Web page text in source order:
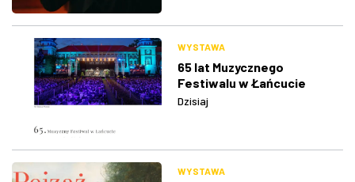
WYSTAWA
65 lat Muzycznego
Festiwalu w Łańcucie
Dzisiaj
WYSTAWA